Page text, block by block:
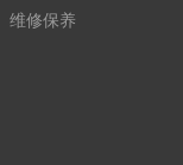
维修保养